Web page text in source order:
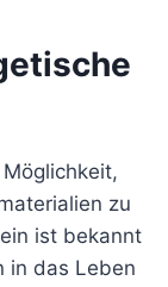
zu
ist bekannt
in das Leben